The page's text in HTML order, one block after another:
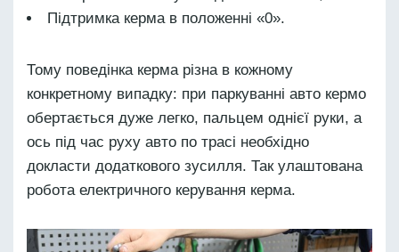
Підтримка керма в положенні «0».
Тому поведінка керма різна в кожному
конкретному випадку: при паркуванні авто кермо
обертається дуже легко, пальцем однієї руки, а
ось під час руху авто по трасі необхідно
докласти додаткового зусилля. Так улаштована
робота електричного керування керма.